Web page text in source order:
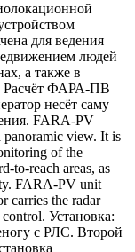
для ведения
людей
а также в
Расчёт ФАРА-ПВ
несёт саму
FARA-PV
panoramic view. It is
of the
to-reach areas, as
FARA-PV unit
carries the radar
Установка:
с РЛС. Второй